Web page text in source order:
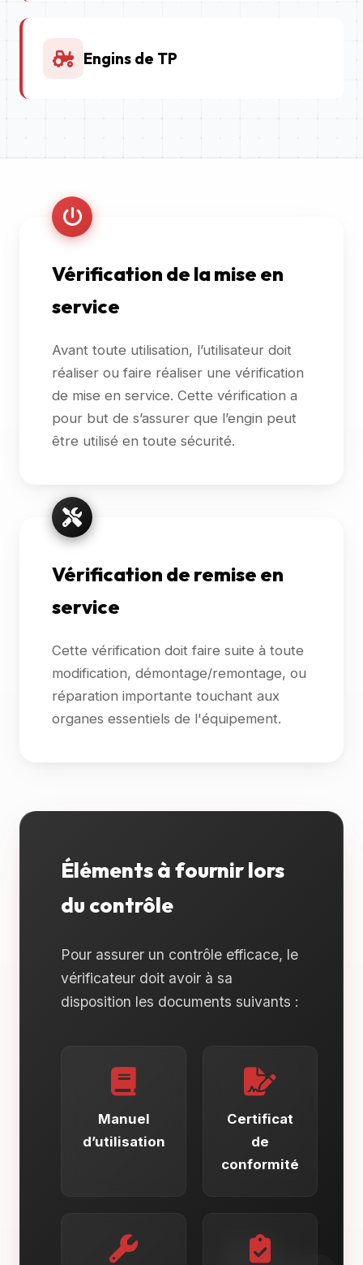
Engins de TP
Vérification de la mise en
service
Avant toute utilisation, l’utilisateur doit
réaliser ou faire réaliser une vérification
de mise en service. Cette vérification a
pour but de s’assurer que l’engin peut
être utilisé en toute sécurité.
Vérification de remise en
service
Cette vérification doit faire suite à toute
modification, démontage/remontage, ou
réparation importante touchant aux
organes essentiels de l'équipement.
Éléments à fournir lors
du contrôle
Pour assurer un contrôle efficace, le
vérificateur doit avoir à sa
disposition les documents suivants :
Manuel
d’utilisation
Certificat
de
conformité